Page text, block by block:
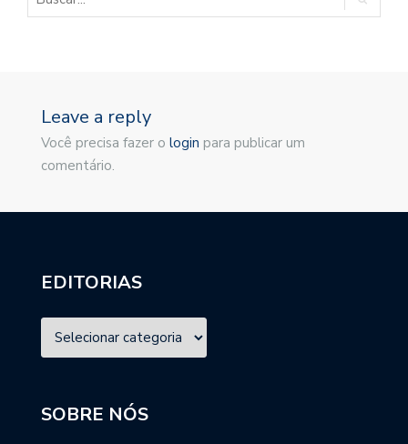
Leave a reply
Você precisa fazer o login para publicar um
comentário.
EDITORIAS
SOBRE NÓS